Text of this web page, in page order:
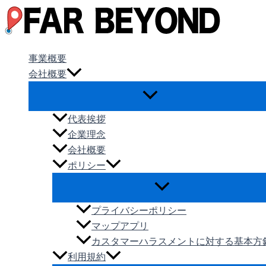
内
容
事業概要
会社概要
代表挨拶
企業理念
会社概要
ポリシー
プライバシーポリシー
マップアプリ
カスタマーハラスメントに対する基本方
利用規約